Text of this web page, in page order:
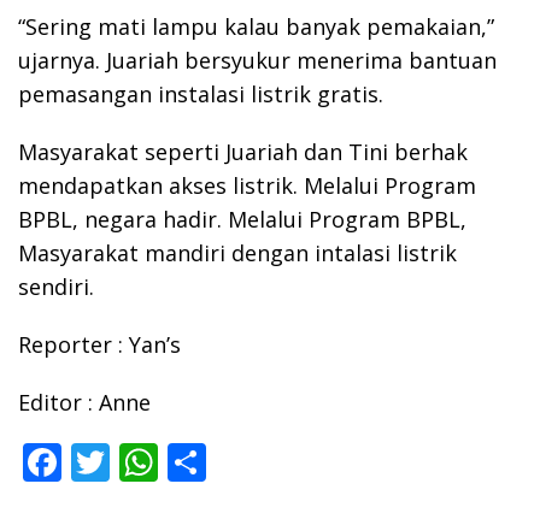
“Sering mati lampu kalau banyak pemakaian,”
ujarnya. Juariah bersyukur menerima bantuan
pemasangan instalasi listrik gratis.
Masyarakat seperti Juariah dan Tini berhak
mendapatkan akses listrik. Melalui Program
BPBL, negara hadir. Melalui Program BPBL,
Masyarakat mandiri dengan intalasi listrik
sendiri.
Reporter : Yan’s
Editor : Anne
F T W